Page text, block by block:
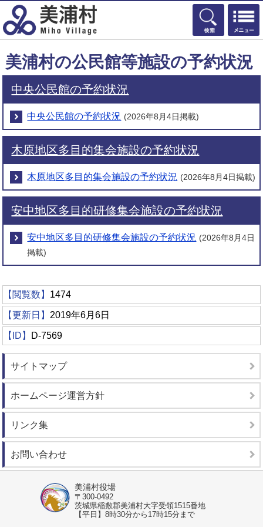
検索
美浦村の公民館等施設の予約状況
中央公民館の予約状況
中央公民館の予約状況 (2026年8月4日掲載)
木原地区多目的集会施設の予約状況
木原地区多目的集会施設の予約状況 (2026年8月4日掲載)
安中地区多目的研修集会施設の予約状況
安中地区多目的研修集会施設の予約状況 (2026年8月4日
掲載)
【閲覧数】 1474
【更新日】 2019年6月6日
【ID】 D-7569
サイトマップ
ホームページ運営方針
リンク集
お問い合わせ
美浦村役場
〒300-0492
茨城県稲敷郡美浦村大字受領1515番地
【平日】8時30分から17時15分まで